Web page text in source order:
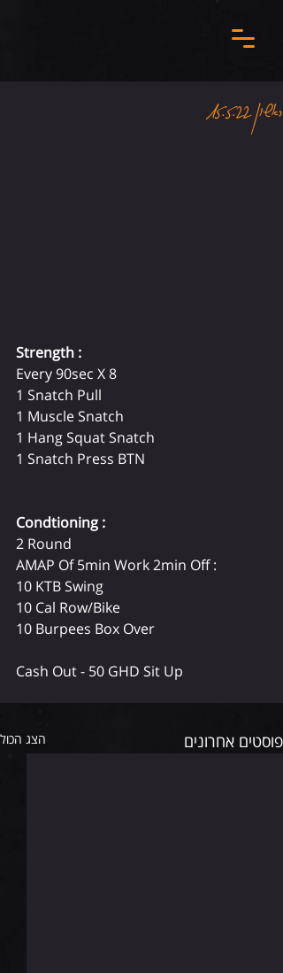
ראשון 15.5.22
Strength :
Every 90sec X 8
1 Snatch Pull
1 Muscle Snatch
1 Hang Squat Snatch
1 Snatch Press BTN
Condtioning :
2 Round
AMAP Of 5min Work 2min Off :
10 KTB Swing
10 Cal Row/Bike
10 Burpees Box Over
Cash Out - 50 GHD Sit Up
פוסטים אחרונים הצג הכול